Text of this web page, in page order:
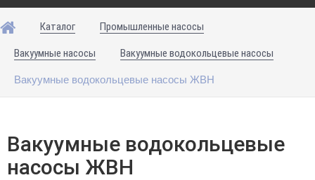
Каталог Промышленные насосы
Вакуумные насосы Вакуумные водокольцевые насосы
Вакуумные водокольцевые насосы ЖВН
Вакуумные водокольцевые
насосы ЖВН